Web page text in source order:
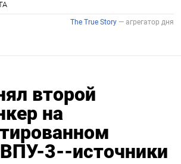
второй
на
3--источники